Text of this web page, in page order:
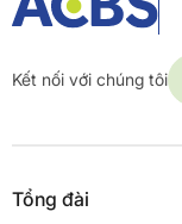
Kết nối với chúng tôi
Tổng đài